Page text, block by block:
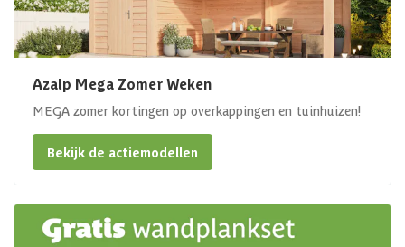
Azalp Mega Zomer Weken
MEGA zomer kortingen op overkappingen en tuinhuizen!
Bekijk de actiemodellen